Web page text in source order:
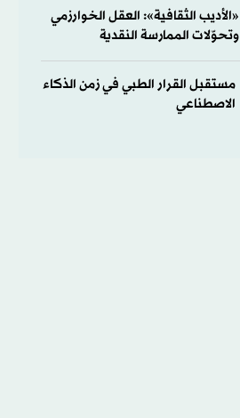
«الأديب الثقافية»: العقل الخوارزمي
وتحوّلات الممارسة النقدية
مستقبل القرار الطبي في زمن الذكاء
الاصطناعي